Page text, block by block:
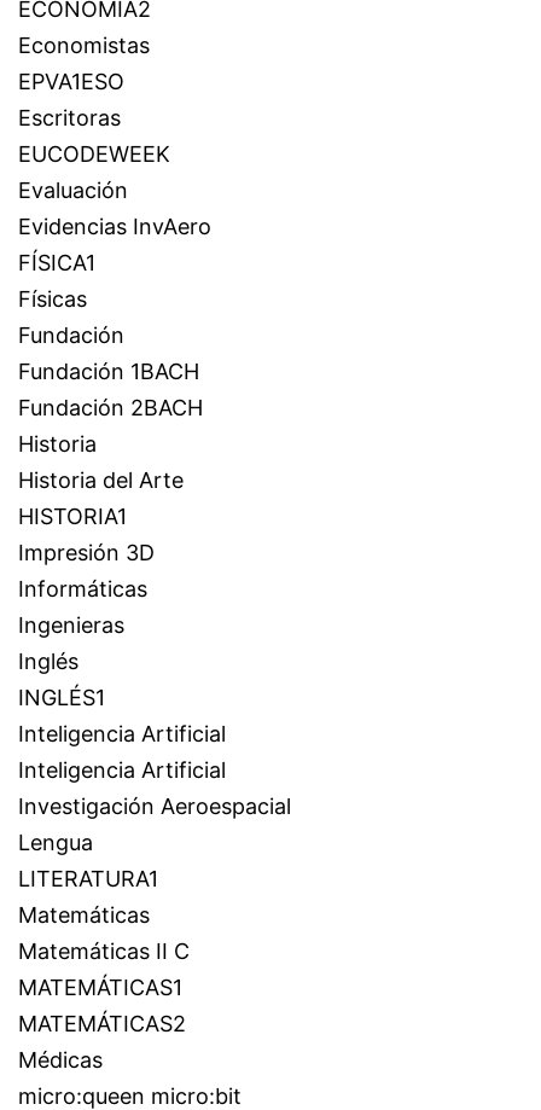
ECONOMÍA2
Economistas
EPVA1ESO
Escritoras
EUCODEWEEK
Evaluación
Evidencias InvAero
FÍSICA1
Físicas
Fundación
Fundación 1BACH
Fundación 2BACH
Historia
Historia del Arte
HISTORIA1
Impresión 3D
Informáticas
Ingenieras
Inglés
INGLÉS1
Inteligencia Artificial
Inteligencia Artificial
Investigación Aeroespacial
Lengua
LITERATURA1
Matemáticas
Matemáticas II C
MATEMÁTICAS1
MATEMÁTICAS2
Médicas
micro:queen micro:bit